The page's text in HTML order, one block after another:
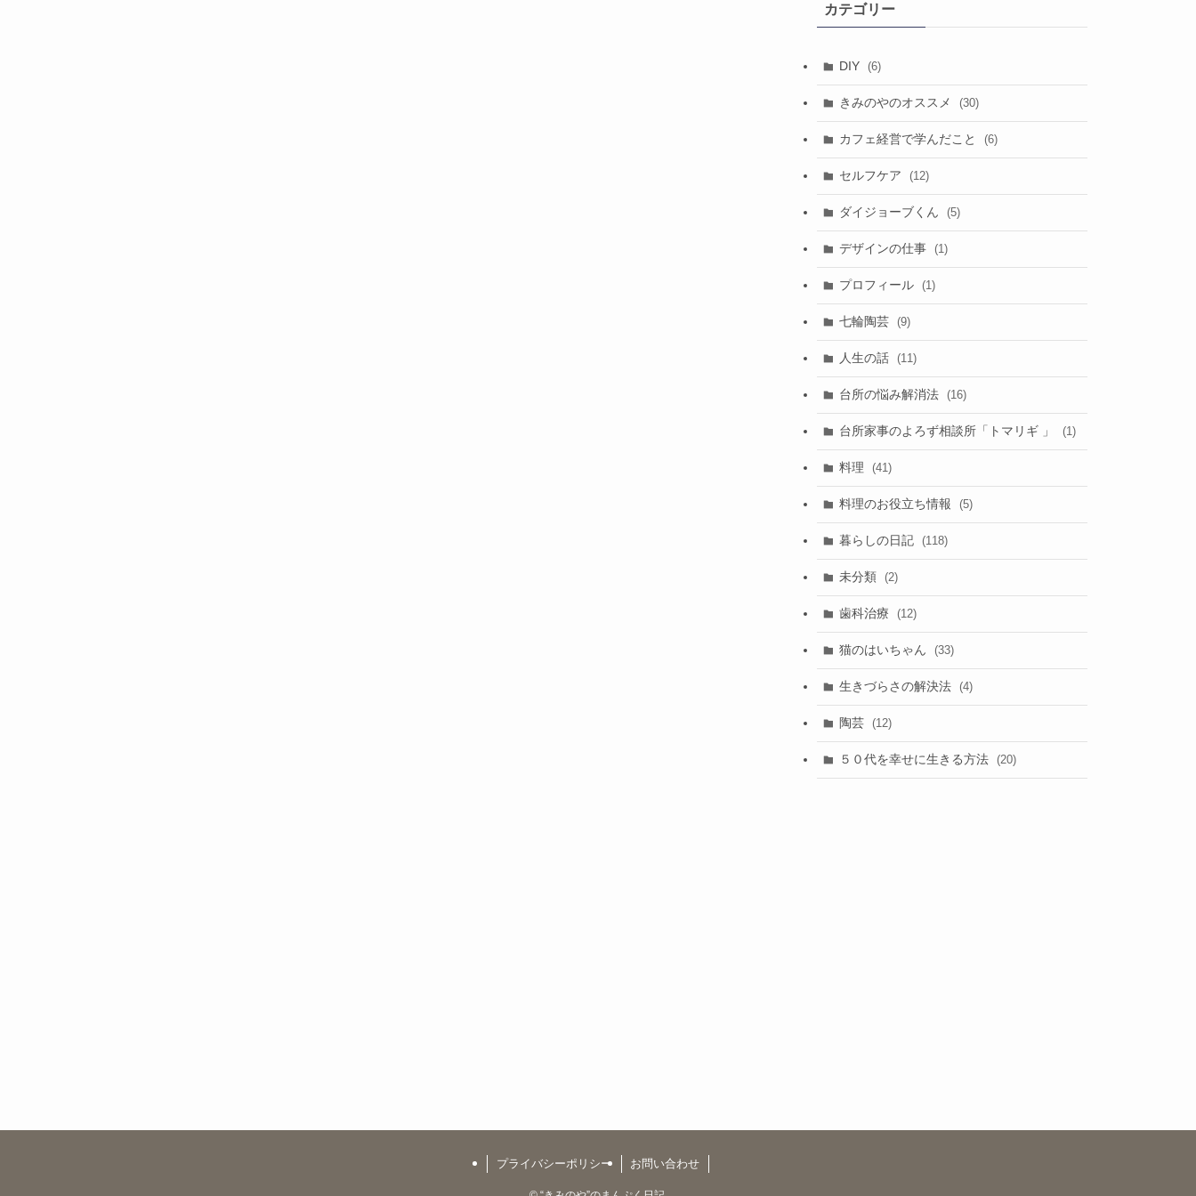
ブカテゴリー
DIY (6)
きみのやのオススメ (30)
カフェ経営で学んだこと (6)
セルフケア (12)
ダイジョーブくん (5)
デザインの仕事 (1)
プロフィール (1)
七輪陶芸 (9)
人生の話 (11)
台所の悩み解消法 (16)
台所家事のよろず相談所「トマリギ 」 (1)
料理 (41)
料理のお役立ち情報 (5)
暮らしの日記 (118)
未分類 (2)
歯科治療 (12)
猫のはいちゃん (33)
生きづらさの解決法 (4)
陶芸 (12)
５０代を幸せに生きる方法 (20)
プライバシーポリシー お問い合わせ